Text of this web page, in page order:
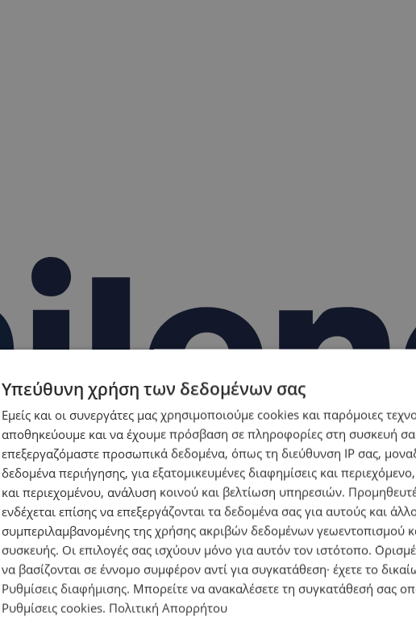
Υπεύθυνη χρήση των δεδομένων σας
Εμείς και οι συνεργάτες μας χρησιμοποιούμε cookies και παρόμοιες
αποθηκεύουμε και να έχουμε πρόσβαση σε πληροφορίες στη συσκευή
επεξεργαζόμαστε προσωπικά δεδομένα, όπως τη διεύθυνση IP σας,
δεδομένα περιήγησης, για εξατομικευμένες διαφημίσεις και
και περιεχομένου, ανάλυση κοινού και βελτίωση υπηρεσιών.
ενδέχεται επίσης να επεξεργάζονται τα δεδομένα σας για αυτούς και
συμπεριλαμβανομένης της χρήσης ακριβών δεδομένων γεωεντοπισμού
συσκευής. Οι επιλογές σας ισχύουν μόνο για αυτόν τον ιστότοπο.
να βασίζονται σε έννομο συμφέρον αντί για συγκατάθεση· έχετε το
Ρυθμίσεις διαφήμισης. Μπορείτε να ανακαλέσετε τη συγκατάθεσή σας
Ρυθμίσεις cookies. Πολιτική Απορρήτου